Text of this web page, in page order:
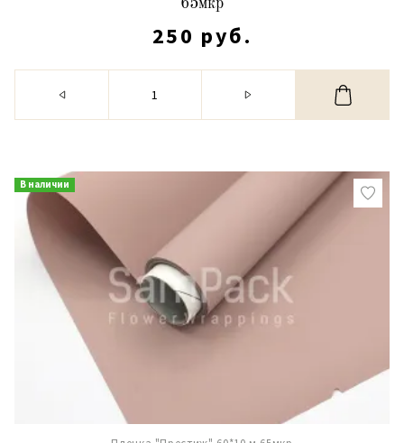
65мкр
250 руб.
В наличии